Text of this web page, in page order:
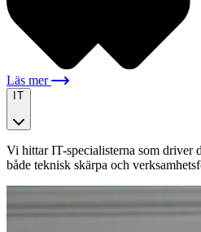
Läs mer
IT
Vi hittar IT-specialisterna som driver
både teknisk skärpa och